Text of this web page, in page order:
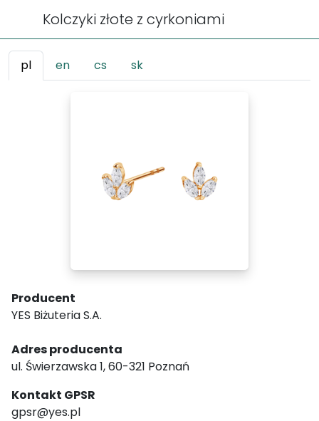
Kolczyki złote z cyrkoniami
pl en cs sk
Producent
YES Biżuteria S.A.
Adres producenta
ul. Świerzawska 1, 60-321 Poznań
Kontakt GPSR
gpsr@yes.pl